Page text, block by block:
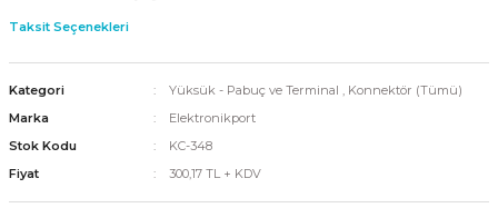
Taksit Seçenekleri
Kategori Yüksük - Pabuç ve Terminal , Konnektör (Tümü)
Marka
Elektronikport
Stok Kodu
KC-348
Fiyat
300,17 TL + KDV